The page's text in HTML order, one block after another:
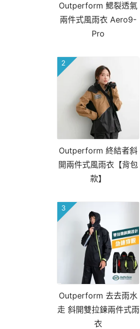
Outperform 鰓裂透氣
兩件式風雨衣 Aero9-
Pro
2
Outperform 終結者斜
開兩件式風雨衣【背包
款】
3
Outperform 去去雨水
走 斜開雙拉鍊兩件式雨
衣